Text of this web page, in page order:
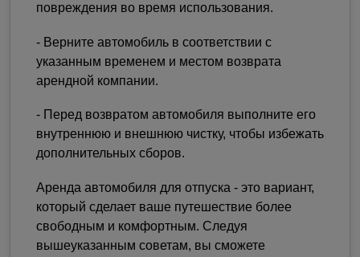
повреждения во время использования.
- Верните автомобиль в соответствии с
указанным временем и местом возврата
арендной компании.
- Перед возвратом автомобиля выполните его
внутреннюю и внешнюю чистку, чтобы избежать
дополнительных сборов.
Аренда автомобиля для отпуска - это вариант,
который сделает ваше путешествие более
свободным и комфортным. Следуя
вышеуказанным советам, вы сможете